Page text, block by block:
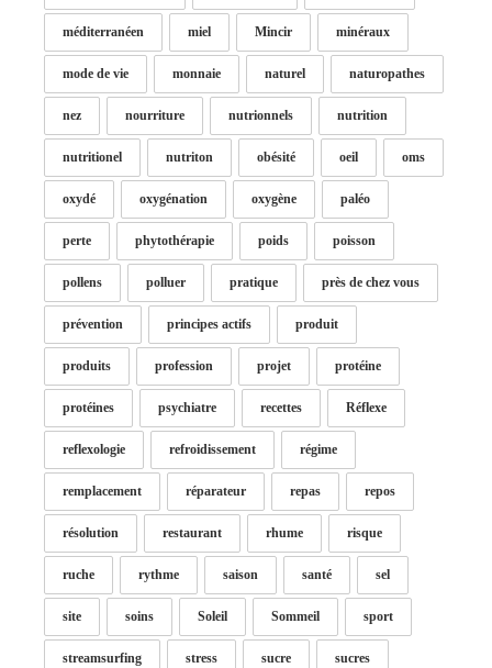
méditerranéen miel Mincir minéraux
mode de vie monnaie naturel naturopathes
nez nourriture nutrionnels nutrition
nutritionel nutriton obésité oeil oms
oxydé oxygénation oxygène paléo
perte phytothérapie poids poisson
pollens polluer pratique près de chez vous
prévention principes actifs produit
produits profession projet protéine
protéines psychiatre recettes Réflexe
reflexologie refroidissement régime
remplacement réparateur repas repos
résolution restaurant rhume risque
ruche rythme saison santé sel
site soins Soleil Sommeil sport
streamsurfing stress sucre sucres